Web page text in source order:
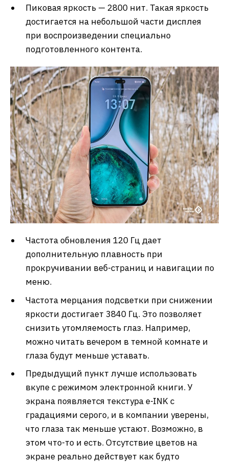
Пиковая яркость — 2800 нит. Такая яркость
достигается на небольшой части дисплея
при воспроизведении специально
подготовленного контента.
Частота обновления 120 Гц дает
дополнительную плавность при
прокручивании веб-страниц и навигации по
меню.
Частота мерцания подсветки при снижении
яркости достигает 3840 Гц. Это позволяет
снизить утомляемость глаз. Например,
можно читать вечером в темной комнате и
глаза будут меньше уставать.
Предыдущий пункт лучше использовать
вкупе с режимом электронной книги. У
экрана появляется текстура e-INK с
градациями серого, и в компании уверены,
что глаза так меньше устают. Возможно, в
этом что-то и есть. Отсутствие цветов на
экране реально действует как будто